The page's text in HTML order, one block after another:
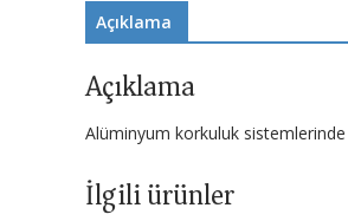
Açıklama
Açıklama
Alüminyum korkuluk sistemlerinde
İlgili ürünler